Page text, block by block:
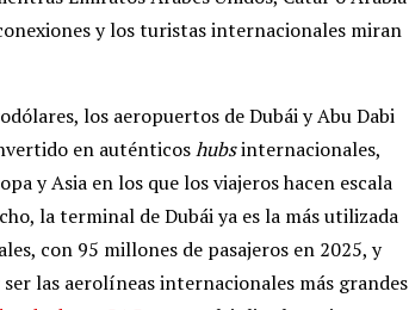
y los turistas internacionales miran
los aeropuertos de Dubái y Abu Dabi
en auténticoshubsinternacionales,
y Asia en los que los viajeros hacen escala
la terminal de Dubái ya es la más utilizada
con 95 millones de pasajeros en 2025, y
las aerolíneas internacionales más grandes